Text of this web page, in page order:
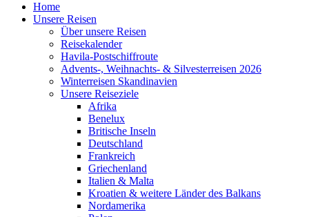
Home
Unsere Reisen
Über unsere Reisen
Reisekalender
Havila-Postschiffroute
Advents-, Weihnachts- & Silvesterreisen 2026
Winterreisen Skandinavien
Unsere Reiseziele
Afrika
Benelux
Britische Inseln
Deutschland
Frankreich
Griechenland
Italien & Malta
Kroatien & weitere Länder des Balkans
Nordamerika